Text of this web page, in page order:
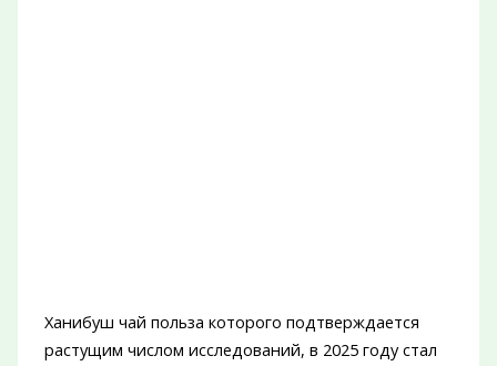
Ханибуш чай польза которого подтверждается
растущим числом исследований, в 2025 году стал